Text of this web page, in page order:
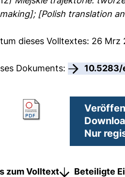
[Polish translation
dieses Volltextes: 26 Mrz
Dokuments:
10.5283/
Nur
zum Volltext
Beteiligte